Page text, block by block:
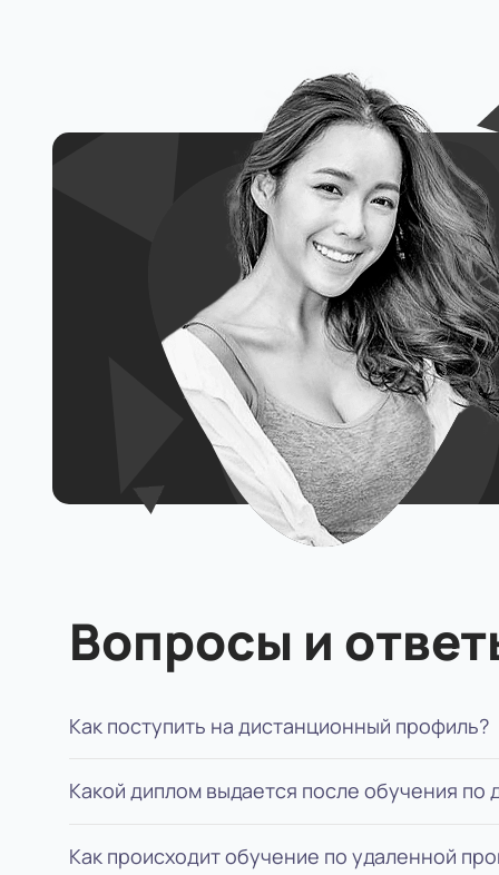
Вопросы и
Как поступить на дистанционный профиль?
обучение, подписать договор. Мы будем
Какой диплом выдается после обучения по
Как происходит обучение по удаленной